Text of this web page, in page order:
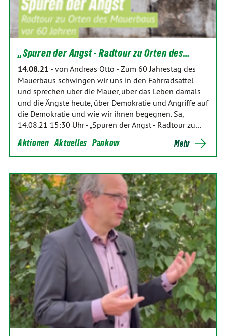
„Spuren der Angst - Radtour zu Orten des…
14.08.21 - von Andreas Otto - Zum 60 Jahrestag des
Mauerbaus schwingen wir uns in den Fahrradsattel
und sprechen über die Mauer, über das Leben damals
und die Ängste heute, über Demokratie und Angriffe auf
die Demokratie und wie wir ihnen begegnen. Sa,
14.08.21 15:30 Uhr - „Spuren der Angst - Radtour zu…
Aktionen Aktuelles Pankow Mehr